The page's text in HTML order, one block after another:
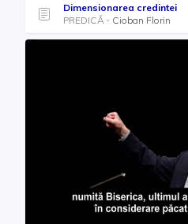
Dimensionarea credintei
PREDICĂ
Cioban Florin